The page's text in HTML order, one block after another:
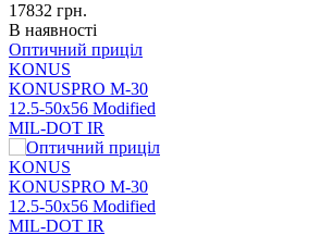
17832 грн.
В наявності
Оптичний приціл
KONUS
KONUSPRO M-30
12.5-50x56 Modified
MIL-DOT IR